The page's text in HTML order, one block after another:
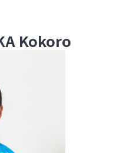
Kokoro